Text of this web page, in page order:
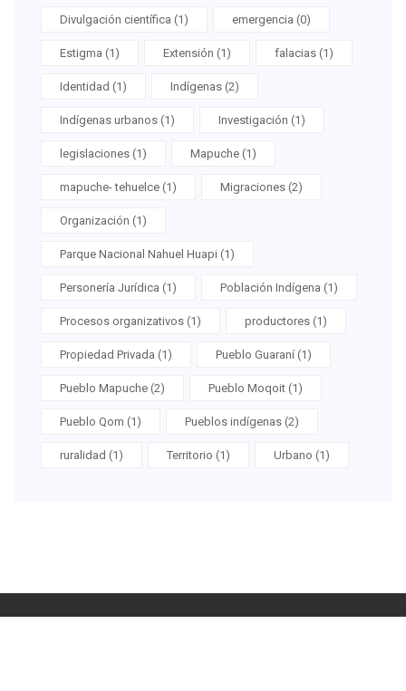
Divulgación científica (1) emergencia (0)
Estigma (1) Extensión (1) falacias (1)
Identidad (1) Indígenas (2)
Indígenas urbanos (1) Investigación (1)
legislaciones (1) Mapuche (1)
mapuche- tehuelce (1) Migraciones (2)
Organización (1)
Parque Nacional Nahuel Huapi (1)
Personería Jurídica (1) Población Indígena (1)
Procesos organizativos (1) productores (1)
Propiedad Privada (1) Pueblo Guaraní (1)
Pueblo Mapuche (2) Pueblo Moqoit (1)
Pueblo Qom (1) Pueblos indígenas (2)
ruralidad (1) Territorio (1) Urbano (1)